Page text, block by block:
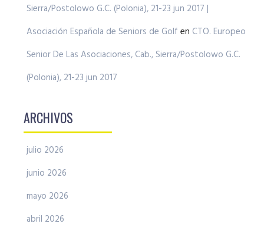
Sierra/Postolowo G.C. (Polonia), 21-23 jun 2017 |
Asociación Española de Seniors de Golf en CTO. Europeo
Senior De Las Asociaciones, Cab., Sierra/Postolowo G.C.
(Polonia), 21-23 jun 2017
ARCHIVOS
julio 2026
junio 2026
mayo 2026
abril 2026